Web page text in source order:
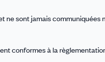
ne sont jamais communiquées
conformes à la